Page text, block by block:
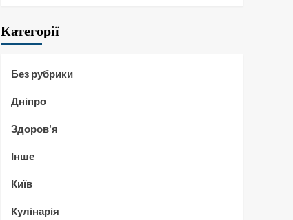
Категорії
Без рубрики
Дніпро
Здоров'я
Інше
Київ
Кулінарія